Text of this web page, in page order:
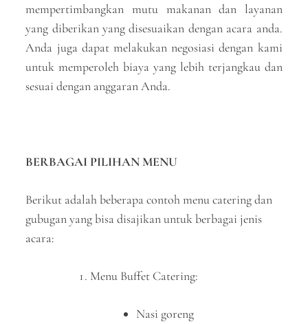
mempertimbangkan mutu makanan dan layanan
yang diberikan yang disesuaikan dengan acara anda.
Anda juga dapat melakukan negosiasi dengan kami
untuk memperoleh biaya yang lebih terjangkau dan
sesuai dengan anggaran Anda.
BERBAGAI PILIHAN MENU
Berikut adalah beberapa contoh menu catering dan
gubugan yang bisa disajikan untuk berbagai jenis
acara:
Menu Buffet Catering:
Nasi goreng